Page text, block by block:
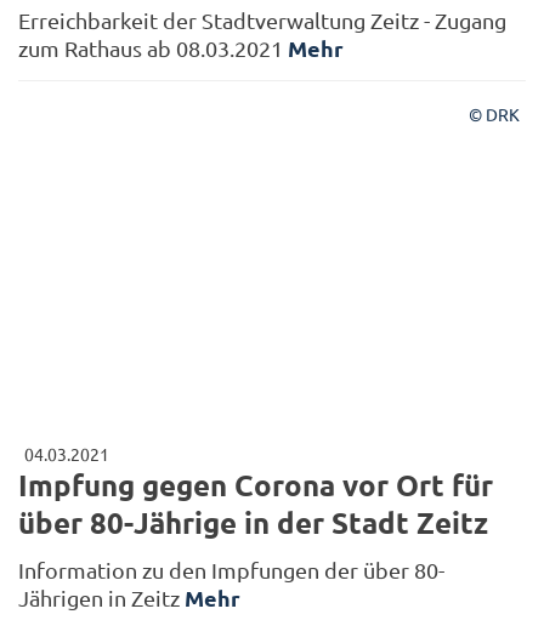
Erreichbarkeit der Stadtverwaltung Zeitz - Zugang
zum Rathaus ab 08.03.2021 Mehr
© DRK
04.03.2021
Impfung gegen Corona vor Ort für
über 80-Jährige in der Stadt Zeitz
Information zu den Impfungen der über 80-
Jährigen in Zeitz Mehr